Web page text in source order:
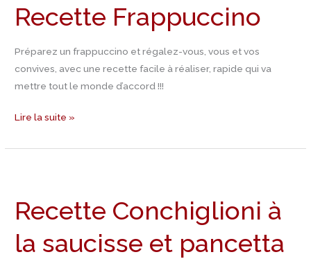
Recette Frappuccino
Préparez un frappuccino et régalez-vous, vous et vos
convives, avec une recette facile à réaliser, rapide qui va
mettre tout le monde d’accord !!!
Lire la suite »
Recette Conchiglioni à
la saucisse et pancetta
à
la
saucisse